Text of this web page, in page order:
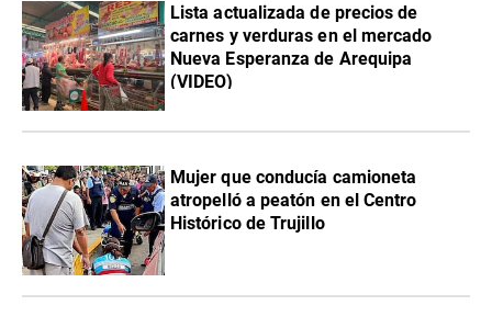
Lista actualizada de precios de
carnes y verduras en el mercado
Nueva Esperanza de Arequipa
(VIDEO)
Mujer que conducía camioneta
atropelló a peatón en el Centro
Histórico de Trujillo